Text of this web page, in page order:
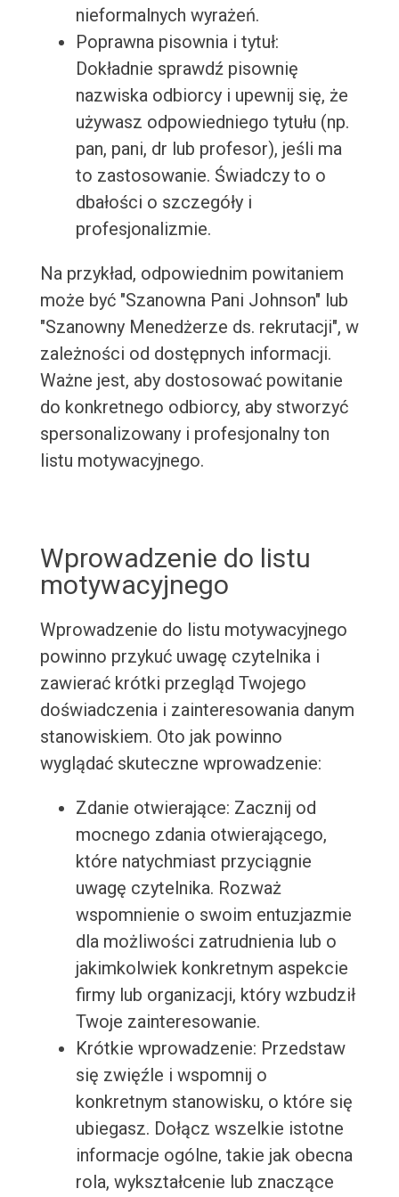
nieformalnych wyrażeń.
Poprawna pisownia i tytuł:
Dokładnie sprawdź pisownię
nazwiska odbiorcy i upewnij się, że
używasz odpowiedniego tytułu (np.
pan, pani, dr lub profesor), jeśli ma
to zastosowanie. Świadczy to o
dbałości o szczegóły i
profesjonalizmie.
Na przykład, odpowiednim powitaniem
może być "Szanowna Pani Johnson" lub
"Szanowny Menedżerze ds. rekrutacji", w
zależności od dostępnych informacji.
Ważne jest, aby dostosować powitanie
do konkretnego odbiorcy, aby stworzyć
spersonalizowany i profesjonalny ton
listu motywacyjnego.
Wprowadzenie do listu
motywacyjnego
Wprowadzenie do listu motywacyjnego
powinno przykuć uwagę czytelnika i
zawierać krótki przegląd Twojego
doświadczenia i zainteresowania danym
stanowiskiem. Oto jak powinno
wyglądać skuteczne wprowadzenie:
Zdanie otwierające: Zacznij od
mocnego zdania otwierającego,
które natychmiast przyciągnie
uwagę czytelnika. Rozważ
wspomnienie o swoim entuzjazmie
dla możliwości zatrudnienia lub o
jakimkolwiek konkretnym aspekcie
firmy lub organizacji, który wzbudził
Twoje zainteresowanie.
Krótkie wprowadzenie: Przedstaw
się zwięźle i wspomnij o
konkretnym stanowisku, o które się
ubiegasz. Dołącz wszelkie istotne
informacje ogólne, takie jak obecna
rola, wykształcenie lub znaczące